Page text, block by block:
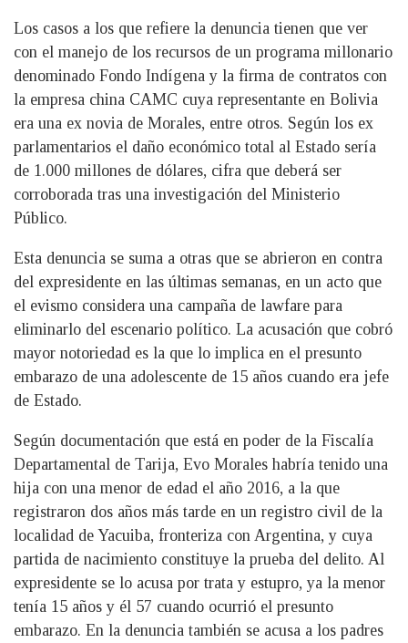
Los casos a los que refiere la denuncia tienen que ver
con el manejo de los recursos de un programa millonario
denominado Fondo Indígena y la firma de contratos con
la empresa china CAMC cuya representante en Bolivia
era una ex novia de Morales, entre otros. Según los ex
parlamentarios el daño económico total al Estado sería
de 1.000 millones de dólares, cifra que deberá ser
corroborada tras una investigación del Ministerio
Público.
Esta denuncia se suma a otras que se abrieron en contra
del expresidente en las últimas semanas, en un acto que
el evismo considera una campaña de lawfare para
eliminarlo del escenario político. La acusación que cobró
mayor notoriedad es la que lo implica en el presunto
embarazo de una adolescente de 15 años cuando era jefe
de Estado.
Según documentación que está en poder de la Fiscalía
Departamental de Tarija, Evo Morales habría tenido una
hija con una menor de edad el año 2016, a la que
registraron dos años más tarde en un registro civil de la
localidad de Yacuiba, fronteriza con Argentina, y cuya
partida de nacimiento constituye la prueba del delito. Al
expresidente se lo acusa por trata y estupro, ya la menor
tenía 15 años y él 57 cuando ocurrió el presunto
embarazo. En la denuncia también se acusa a los padres